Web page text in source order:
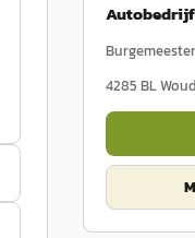
4285 BL